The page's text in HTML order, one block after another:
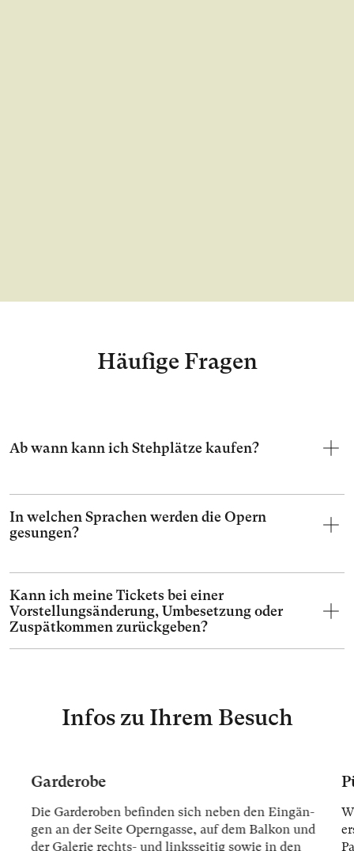
Häufige Fragen
Ab wann kann ich Stehplätze kaufen?
In welchen Sprachen werden die Opern
gesungen?
Kann ich meine Tickets bei einer
Vorstellungsänderung, Umbesetzung oder
Zuspätkommen zurückgeben?
Infos zu Ihrem Besuch
Garderobe
Die Gar­der­oben be­fin­den sich ne­ben den Ein­gän­
gen an der Sei­te Opern­gas­se, auf dem Bal­kon und
der Ga­le­rie rechts- und links­sei­tig so­wie in den